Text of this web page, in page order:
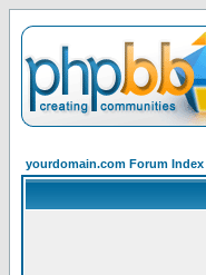
yourdomain.com Forum Index